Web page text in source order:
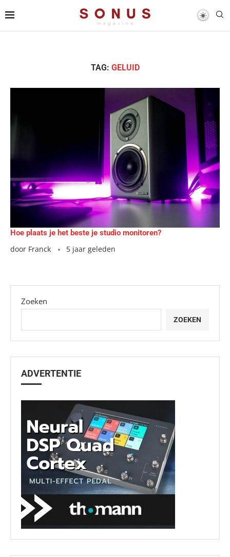
TAG: GELUID
Hoe plaats je het beste je studio monitoren?
door Franck 5 jaar geleden
Zoeken
ZOEKEN
ADVERTENTIE